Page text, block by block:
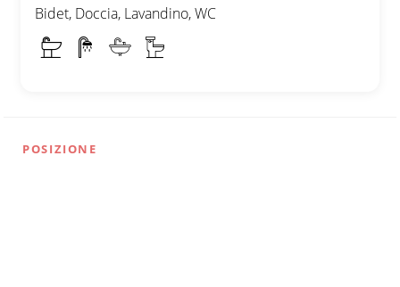
Bidet, Doccia, Lavandino, WC
POSIZIONE